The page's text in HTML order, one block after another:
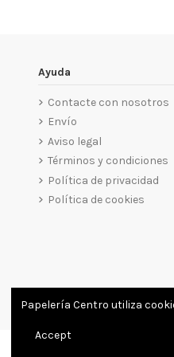
Ayuda
Contacte con nosotros
Envío
Aviso legal
Términos y condiciones
Política de privacidad
Política de cookies
Papelería Centro utiliza
Accept